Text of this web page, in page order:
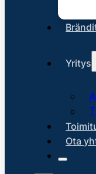
Yritys
Ota